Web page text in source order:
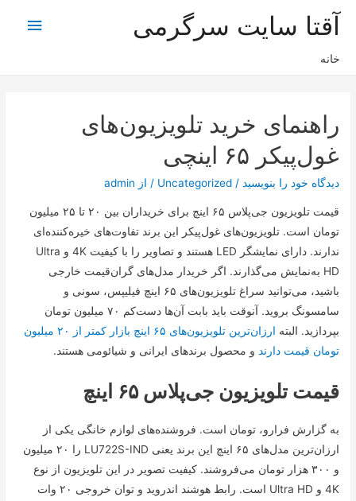
آقتا سایت سرگرمی
خانه
راهنمای خرید تلویزیون‌های
غول‌پیکر ۶۵ اینچی
دیدگاه‌ خود را بنویسید /
Uncategorized / از admin
قیمت تلویزیون جی‌پلاس ۶۵ اینچ برای خریداران بین ۲۰ تا ۲۵ میلیون
تومان است. تلویزیون‌های غول‌پیکر این برند تفاوت‌های خیره‌کننده‌ای
ندارند. دارای نمایشگر LED هستند و تصاویر را با کیفیت 4K و Ultra
HD به‌نمایش می‌گذارند. اگر خریدار مدل‌های گران‌قیمت خارجی
باشید، می‌توانید سراغ تلویزیون‌های ۶۵ اینچ فیلیپس، سونی و
سامسونگ بروید. آنوقت باید بابت آن‌ها دست‌کم ۷۰ میلیون تومان
بپردازید. البته
ارزان‌ترین تلویزیون‌های ۶۵ اینچ بازار کمتر از ۲۰ میلیون
تومان قیمت دارند و محصول برند‌های ایرانی و شیائومی هستند.
قیمت تلویزیون جی‌پلاس ۶۵ اینچ
به گزارش فرارو، تومان است. فروشنده‌های لوازم خانگی یکی از
ارزان‌ترین مدل‌های ۶۵ اینچ این برند یعنی LU722S-IND را ۲۰ میلیون
و ۳۰۰ هزار تومان می‌فروشند. کیفیت تصویر در این تلویزیون از نوع
4K و Ultra HD است. رابط هوشند اندروید و توان خروجی ۲۰ وات